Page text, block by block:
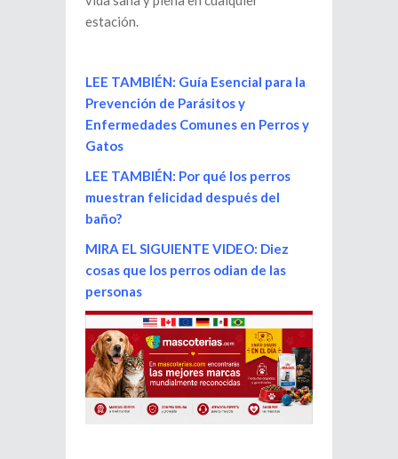
estación.
LEE TAMBIÉN: Guía Esencial para la
Prevención de Parásitos y
Enfermedades Comunes en Perros y
Gatos
LEE TAMBIÉN: Por qué los perros
muestran felicidad después del
baño?
MIRA EL SIGUIENTE VIDEO: Diez
cosas que los perros odian de las
personas